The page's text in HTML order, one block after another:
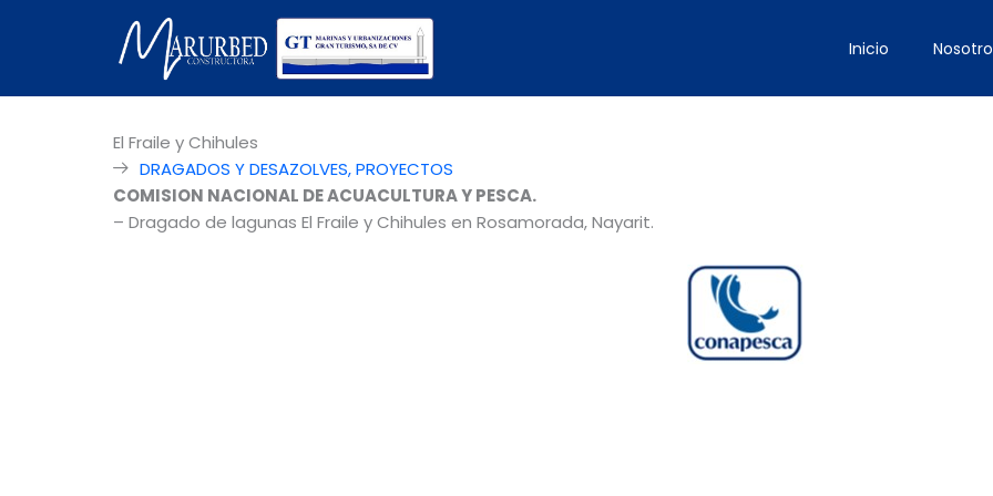
Inicio
El Fraile y Chihules
DRAGADOS Y DESAZOLVES,PROYECTOS
COMISION NACIONAL DE ACUACULTURA Y PESCA.
– Dragado de lagunas El Fraile y Chihules en Rosamorada, Nayarit.